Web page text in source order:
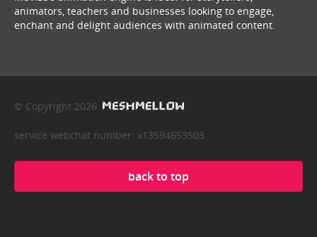
animators, teachers and businesses looking to engage,
enchant and delight audiences with animated content.
© Copyright 2026
service webchat number: x13594653503
back to top